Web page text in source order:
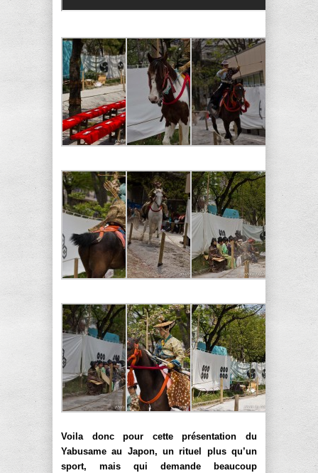
Voila donc pour cette présentation du
Yabusame au Japon, un rituel plus qu’un
sport, mais qui demande beaucoup